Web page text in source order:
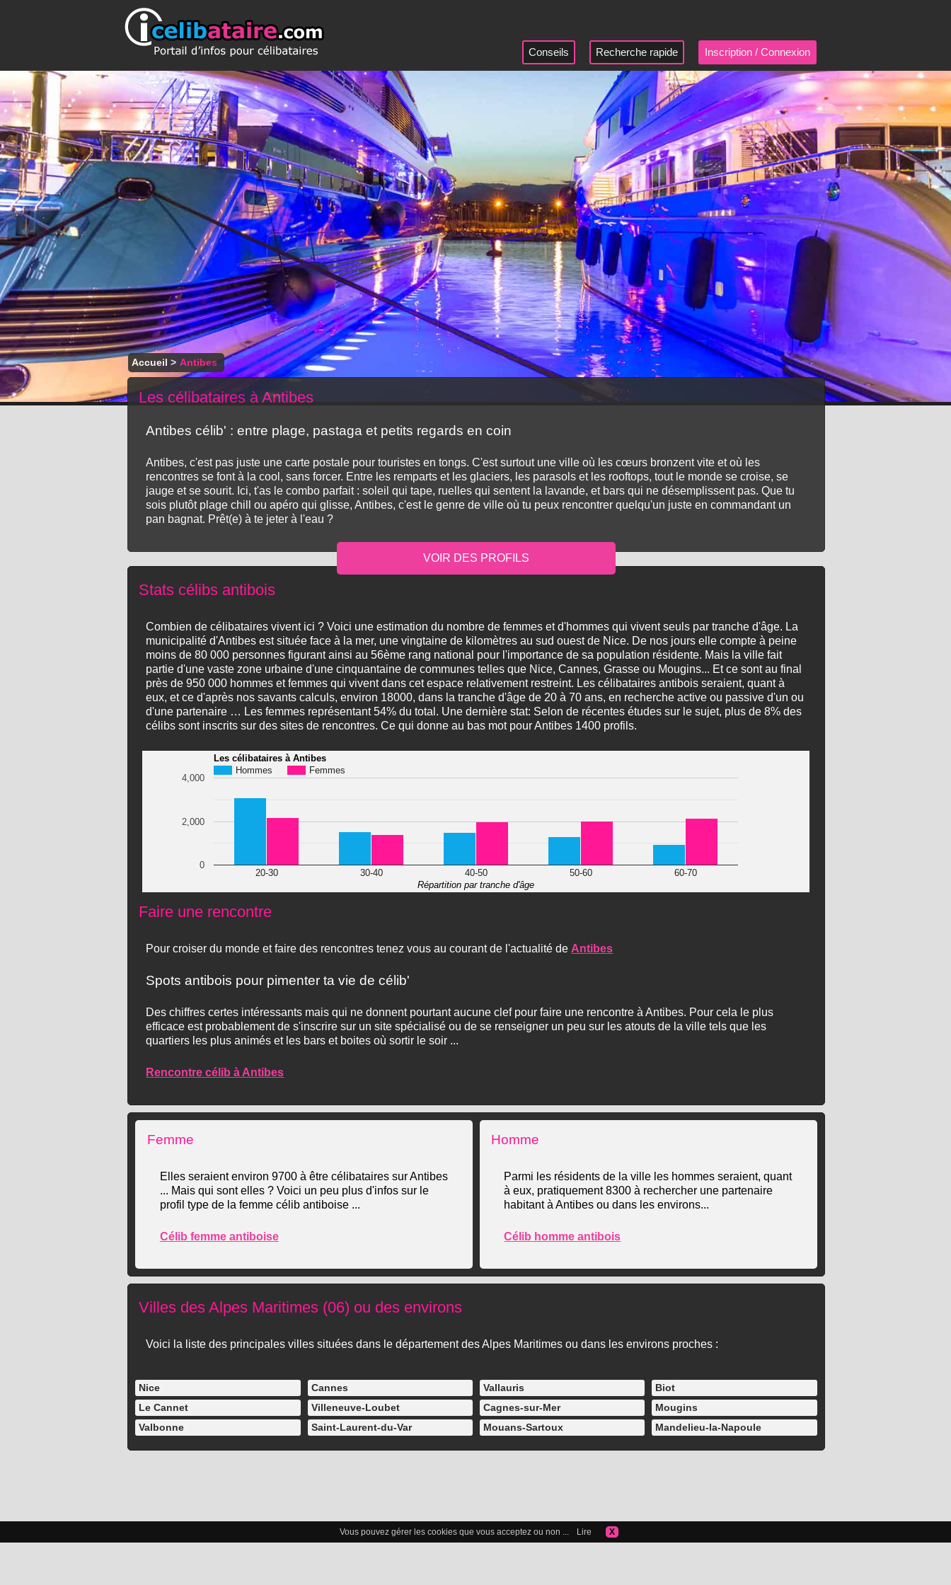
Inscription / Connexion
Recherche rapide
Conseils
Accueil > Antibes
Les célibataires à Antibes
Antibes célib' : entre plage, pastaga et petits regards en coin
Antibes, c'est pas juste une carte postale pour touristes en tongs. C'est surtout une ville où les cœurs bronzent vite et où les
rencontres se font à la cool, sans forcer. Entre les remparts et les glaciers, les parasols et les rooftops, tout le monde se croise, se
jauge et se sourit. Ici, t'as le combo parfait : soleil qui tape, ruelles qui sentent la lavande, et bars qui ne désemplissent pas. Que tu
sois plutôt plage chill ou apéro qui glisse, Antibes, c'est le genre de ville où tu peux rencontrer quelqu'un juste en commandant un
pan bagnat. Prêt(e) à te jeter à l'eau ?
Stats célibs antibois
Combien de célibataires vivent ici ? Voici une estimation du nombre de femmes et d'hommes qui vivent seuls par tranche d'âge. La
municipalité d'Antibes est située face à la mer, une vingtaine de kilomètres au sud ouest de Nice. De nos jours elle compte à peine
moins de 80 000 personnes figurant ainsi au 56ème rang national pour l'importance de sa population résidente. Mais la ville fait
partie d'une vaste zone urbaine d'une cinquantaine de communes telles que Nice, Cannes, Grasse ou Mougins... Et ce sont au final
près de 950 000 hommes et femmes qui vivent dans cet espace relativement restreint. Les célibataires antibois seraient, quant à
eux, et ce d'après nos savants calculs, environ 18000, dans la tranche d'âge de 20 à 70 ans, en recherche active ou passive d'un ou
d'une partenaire … Les femmes représentant 54% du total. Une dernière stat: Selon de récentes études sur le sujet, plus de 8% des
célibs sont inscrits sur des sites de rencontres. Ce qui donne au bas mot pour Antibes 1400 profils.
Les célibataires à Antibes
Hommes
Femmes
20-30 30-40 40-50 50-60 60-70
0
2,000
4,000
Répartition par tranche d'âge
Faire une rencontre
Pour croiser du monde et faire des rencontres tenez vous au courant de l'actualité de Antibes
Spots antibois pour pimenter ta vie de célib'
Des chiffres certes intéressants mais qui ne donnent pourtant aucune clef pour faire une rencontre à Antibes. Pour cela le plus
efficace est probablement de s'inscrire sur un site spécialisé ou de se renseigner un peu sur les atouts de la ville tels que les
quartiers les plus animés et les bars et boites où sortir le soir ...
Rencontre célib à Antibes
Femme
Elles seraient environ 9700 à être célibataires sur Antibes
... Mais qui sont elles ? Voici un peu plus d'infos sur le
profil type de la femme célib antiboise ...
Célib femme antiboise
Homme
Parmi les résidents de la ville les hommes seraient, quant
à eux, pratiquement 8300 à rechercher une partenaire
habitant à Antibes ou dans les environs...
Célib homme antibois
Villes des Alpes Maritimes (06) ou des environs
Voici la liste des principales villes situées dans le département des Alpes Maritimes ou dans les environs proches :
Nice Cannes Vallauris
Biot
Le Cannet
Villeneuve-Loubet Cagnes-sur-Mer
Mougins
Valbonne
Saint-Laurent-du-Var Mouans-Sartoux Mandelieu-la-Napoule
Vous pouvez gérer les cookies que vous acceptez ou non ... Lire X